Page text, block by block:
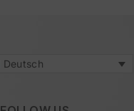
Deutsch